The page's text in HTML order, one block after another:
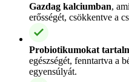
Gazdag kalciumban,
erősségét, csökkentve a
Probiotikumokat
egészségét, fenntartva a
egyensúlyát.